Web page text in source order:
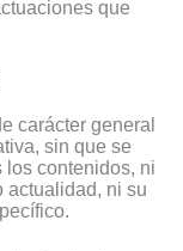
que
carácter general
sin que se
los contenidos, ni
actualidad, ni su